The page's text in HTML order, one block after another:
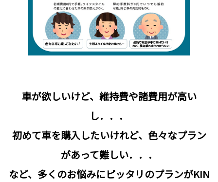
車が欲しいけど、維持費や諸費用が高い
し．．．
初めて車を購入したいけれど、色々なプラン
があって難しい．．．
など、多くのお悩みにピッタリのプランがKIN